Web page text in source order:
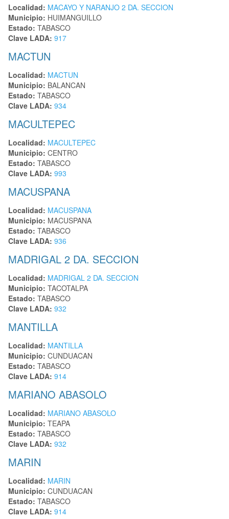
Localidad: MACAYO Y NARANJO 2 DA. SECCION
Municipio: HUIMANGUILLO
Estado: TABASCO
Clave LADA: 917
MACTUN
Localidad: MACTUN
Municipio: BALANCAN
Estado: TABASCO
Clave LADA: 934
MACULTEPEC
Localidad: MACULTEPEC
Municipio: CENTRO
Estado: TABASCO
Clave LADA: 993
MACUSPANA
Localidad: MACUSPANA
Municipio: MACUSPANA
Estado: TABASCO
Clave LADA: 936
MADRIGAL 2 DA. SECCION
Localidad: MADRIGAL 2 DA. SECCION
Municipio: TACOTALPA
Estado: TABASCO
Clave LADA: 932
MANTILLA
Localidad: MANTILLA
Municipio: CUNDUACAN
Estado: TABASCO
Clave LADA: 914
MARIANO ABASOLO
Localidad: MARIANO ABASOLO
Municipio: TEAPA
Estado: TABASCO
Clave LADA: 932
MARIN
Localidad: MARIN
Municipio: CUNDUACAN
Estado: TABASCO
Clave LADA: 914